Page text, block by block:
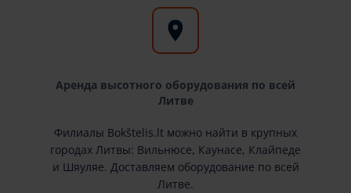
Аренда высотного оборудования по всей
Литве
Филиалы Bokštelis.lt можно найти в крупных
городах Литвы: Вильнюсе, Каунасе, Клайпеде
и Шяуляе. Доставляем оборудование по всей
Литве.